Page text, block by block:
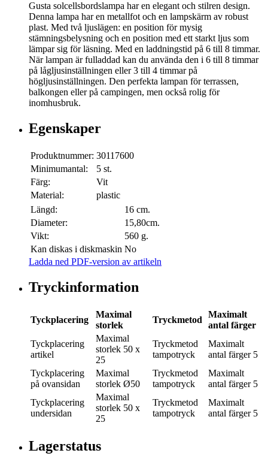
Gusta solcellsbordslampa har en elegant och stilren design.
Denna lampa har en metallfot och en lampskärm av robust
plast. Med två ljuslägen: en position för mysig
stämningsbelysning och en position med ett starkt ljus som
lämpar sig för läsning. Med en laddningstid på 6 till 8 timmar.
När lampan är fulladdad kan du använda den i 6 till 8 timmar
på lågljusinställningen eller 3 till 4 timmar på
högljusinställningen. Den perfekta lampan för terrassen,
balkongen eller på campingen, men också rolig för
inomhusbruk.
Egenskaper
Produktnummer: 30117600
Minimumantal:
5 st.
Färg:
Vit
Material:
plastic
Längd:
16 cm.
Diameter:
15,80cm.
Vikt:
560 g.
Kan diskas i diskmaskin No
Ladda ned PDF-version av artikeln
Tryckinformation
Tyckplacering
Maximal
storlek
Tryckmetod
Maximalt
antal färger
Tyckplacering
artikel
Maximal
storlek 50 x
25
Tryckmetod
tampotryck
Maximalt
antal färger 5
Tyckplacering
på ovansidan
Maximal
storlek Ø50
Tryckmetod
tampotryck
Maximalt
antal färger 5
Tyckplacering
undersidan
Maximal
storlek 50 x
25
Tryckmetod
tampotryck
Maximalt
antal färger 5
Lagerstatus